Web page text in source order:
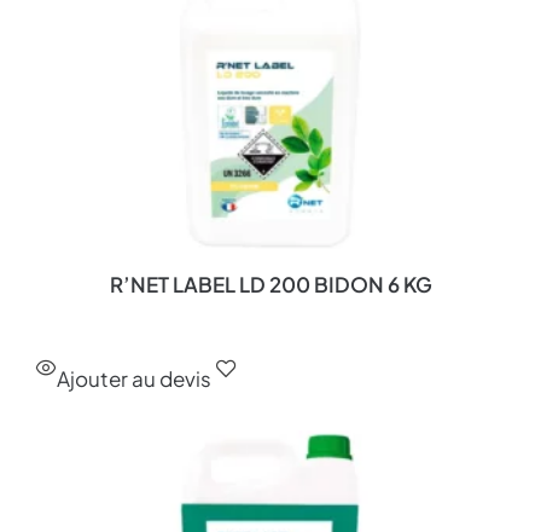
R’NET LABEL LD 200 BIDON 6 KG
Ajouter au devis